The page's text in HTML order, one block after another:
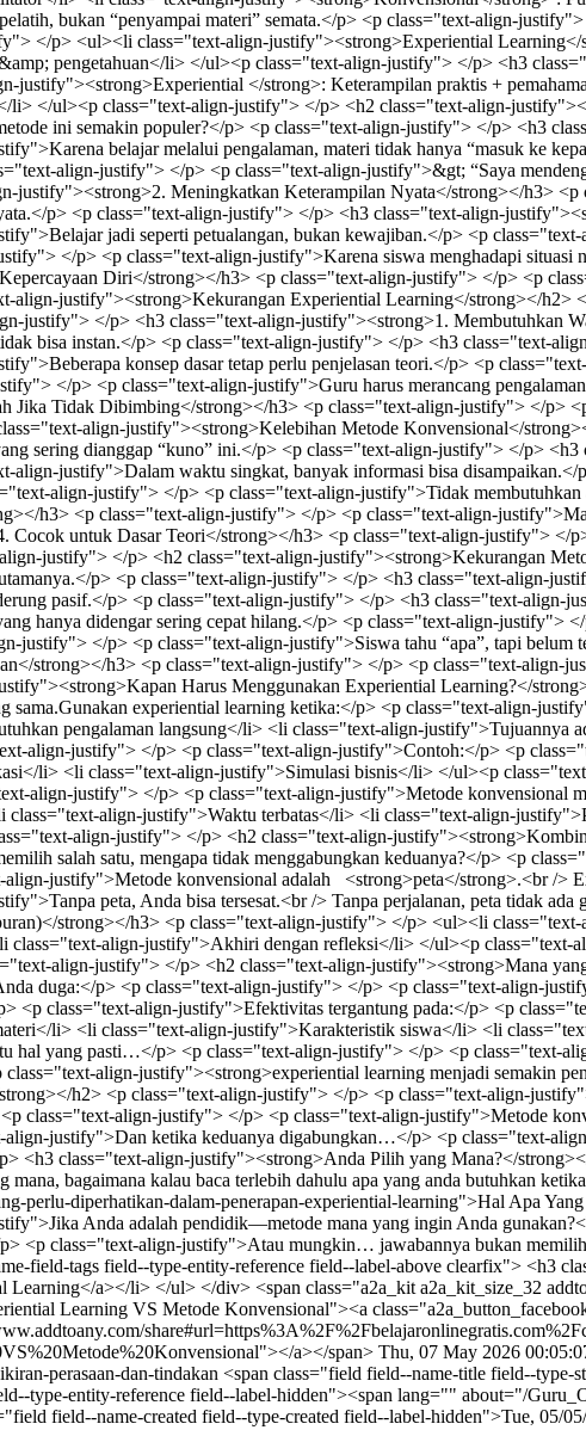
Thu, 07 May 2026
perasaan-dan-tindakan <span class="field field--name-title field--type-string field--label-hidden">Belajar dengan Pikiran, Perasaan, dan Tindakan</span> <span class="field field--name-uid field--type-entity-reference field--label-hidden"><span lang="" about="/Guru_Online" typeof="schema:Person" property="schema:name" datatype="">Guru Online</span></span> <span class="field field--name-created field--type-created field--label-hidden">Tue, 05/05/2026 - 07:05</span> <div class="clearfix text-formatted field field--name-body field--type-text-with-summary field--label-hidden field__item"><h1 class="text-align-center"><strong>Belajar dengan Pikiran, Perasaan, dan Tindakan: Inti Experiential Learning</strong></h1> <p class="text-align-justify"> </p> <p class="text-align-justify">Pernahkah Anda merasa sudah belajar berjam-jam, membaca banyak halaman, menonton video penjelasan, bahkan mencatat penuh satu buku… tetapi beberapa hari kemudian semuanya menguap begitu saja?</p> <p class="text-align-justify"> </p> <p class="text-align-justify">Seolah-olah ilmu yang tadi masuk ke kepala hanya mampir sebentar, lalu pergi tanpa pamit.</p> <p class="text-align-justify"> </p> <p class="text-align-justify">Mengapa hal itu bisa terjadi?</p> <p class="text-align-justify"> </p> <p class="text-align-justify">Karena belajar bukan sekadar memasukkan informasi ke dalam otak. Belajar sejati jauh lebih hidup dari itu. Ia bukan lemari arsip tempat menumpuk data, melainkan taman yang perlu disentuh, dirawat, dan dialami.</p> <p class="text-align-justify"> </p> <p class="text-align-justify">Belajar terbaik terjadi saat <strong>pikiran bekerja, perasaan terlibat, dan tindakan bergerak</strong>.</p> <p class="text-align-justify"> </p> <p class="text-align-justify">Inilah inti dari <strong>experiential learning</strong>, yaitu proses belajar melalui pengalaman langsung. Bukan hanya tahu, tetapi mengalami. Bukan hanya mengerti, tetapi merasakan. Bukan hanya paham, tetapi mampu melakukan.</p> <p class="text-align-justify"> </p> <p class="text-align-justify">Mari kita bahas mengapa tiga unsur ini begitu penting. Selain itu <a href="https://belajaronlinegratis.com/content/experiential-learning-pembelajaran-yang-mengakar">Experiential Learning: Pembelajaran yang Mengakar</a>, Bukan Sekadar Teori</p> <p class="text-align-justify"> </p> <h2 class="text-align-justify"><strong>Belajar Bukan Hanya Soal Kepala</strong></h2> <p class="text-align-justify"> </p> <p class="text-align-justify">Banyak orang memandang belajar seperti mengisi gelas kosong. Guru bicara, murid mendengar. Buku dibaca, catatan dibuat. Selesai.</p> <p class="text-align-justify"> </p> <p class="text-align-justify">Tetapi manusia bukan gelas.</p> <p class="text-align-justify"> </p> <p class="text-align-justify">Manusia adalah makhluk kompleks. Kita berpikir, merasa, bertindak, gagal, mencoba lagi, lalu tumbuh.</p> <p class="text-align-justify"> </p> <p class="text-align-justify">Karena itu, proses belajar yang hanya menyentuh kepala sering terasa kering seperti tanah tanpa hujan.</p> <p class="text-align-justify"> </p> <p class="text-align-justify">Coba bayangkan dua orang ingin belajar memasak.</p> <p class="text-align-justify"> </p> <p class="text-align-justify">Orang pertama membaca resep selama dua jam. Orang kedua membaca resep selama 15 menit, lalu langsung masuk dapur, mencoba, salah menakar garam, panik saat minyak meletup, lalu akhirnya berhasil membuat makanan lezat.</p> <p class="text-align-justify"> </p> <p class="text-align-justify">Menurut Anda, siapa yang akan lebih ingat caranya?</p> <p class="text-align-justify"> </p> <p class="text-align-justify">Hampir pasti orang kedua.</p> <p class="text-align-justify"> </p> <p class="text-align-justify">Mengapa? Karena ia belajar dengan <strong>pikiran, perasaan, dan tindakan sekaligus</strong>.</p> <p class="text-align-justify"> </p> <h2 class="text-align-justify"><strong>Belajar dengan Pikiran: Saat Otak Menjadi Kompas</strong></h2> <p class="text-align-justify"> </p> <p class="text-align-justify">Mari mulai dari unsur pertama: <strong>pikiran</strong>.</p> <p class="text-